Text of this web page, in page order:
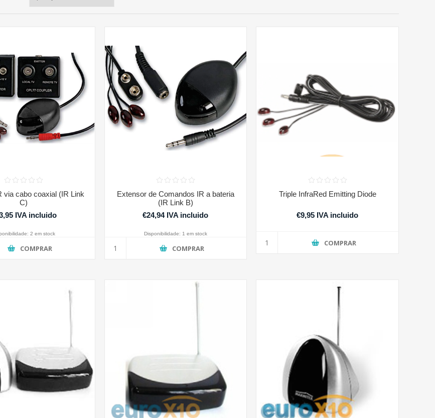
via cabo coaxial (IR Link
C)
IVA incluido
COMPRAR
2 em stock
Extensor de Comandos IR a bateria
(IR Link B)
€24,94 IVA incluido
COMPRAR
Disponibilidade: 1 em stock
Triple InfraRed Emitting Diode
€9,95 IVA incluido
COMPRAR